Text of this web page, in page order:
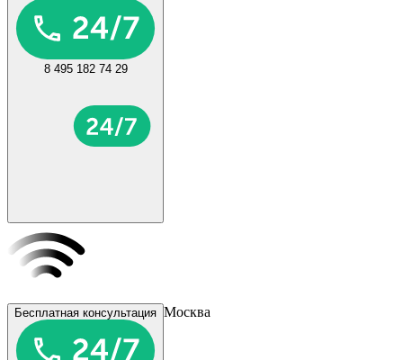
8 495 182 74 29
Бесплатная консультация Москва